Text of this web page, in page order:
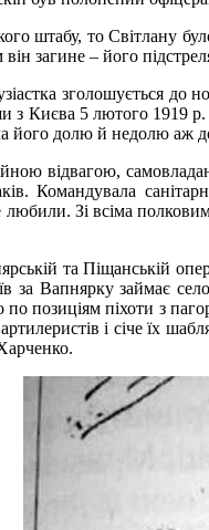
штабу, то Світлану
загине – його
зголошується до
Києва 5 лютого 1919
його долю й недолю аж
відвагою,
Командувала
Зі всіма
та Піщанській
Вапнярку займає
позиціям піхоти з
і січе їх